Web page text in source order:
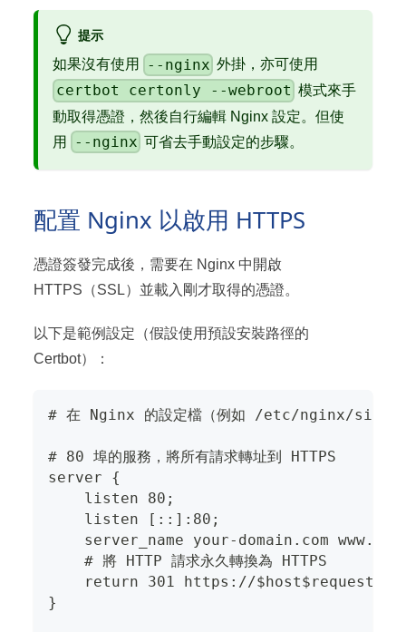
提示
如果沒有使用 --nginx 外掛，亦可使用
certbot certonly --webroot 模式來手
動取得憑證，然後自行編輯 Nginx 設定。但使
用
--nginx 可省去手動設定的步驟。
配置 Nginx 以啟用 HTTPS
憑證簽發完成後，需要在 Nginx 中開啟
HTTPS（SSL）並載入剛才取得的憑證。
以下是範例設定（假設使用預設安裝路徑的
Certbot）：
# 在 Nginx 的設定檔（例如 /etc/nginx/
# 80 埠的服務，將所有請求轉址到 HTTPS
server {
    listen 80;
    listen [::]:80;
server_name your-domain.com
    # 將 HTTP 請求永久轉換為 HTTPS
return 301 https://
}